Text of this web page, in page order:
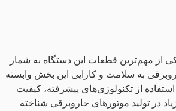
از مهم‌ترین قطعات این دستگاه به شمار
به سلامت و کارایی این بخش وابسته
از تکنولوژی‌های پیشرفته، کیفیت
در تولید موتورهای جاروبرقی شناخته